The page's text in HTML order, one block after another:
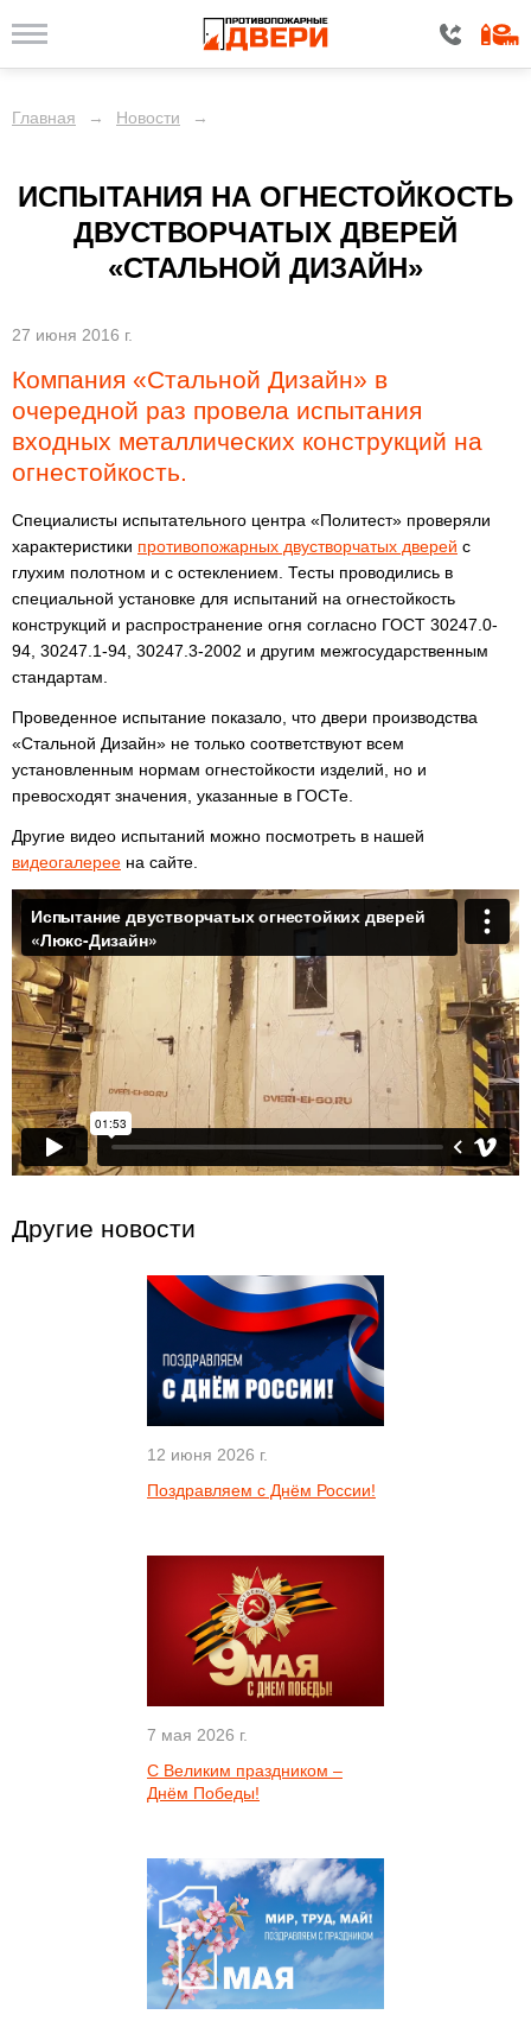
Главная → Новости →
ИСПЫТАНИЯ НА ОГНЕСТОЙКОСТЬ
ДВУСТВОРЧАТЫХ ДВЕРЕЙ
«СТАЛЬНОЙ ДИЗАЙН»
27 июня 2016 г.
Компания «Стальной Дизайн» в
очередной раз провела испытания
входных металлических конструкций на
огнестойкость.
Специалисты испытательного центра «Политест» проверяли
характеристики противопожарных двустворчатых дверей с
глухим полотном и с остеклением. Тесты проводились в
специальной установке для испытаний на огнестойкость
конструкций и распространение огня согласно ГОСТ 30247.0-
94, 30247.1-94, 30247.3-2002 и другим межгосударственным
стандартам.
Проведенное испытание показало, что двери производства
«Стальной Дизайн» не только соответствуют всем
установленным нормам огнестойкости изделий, но и
превосходят значения, указанные в ГОСТе.
Другие видео испытаний можно посмотреть в нашей
видеогалерее на сайте.
Другие новости
12 июня 2026 г.
Поздравляем с Днём России!
7 мая 2026 г.
С Великим праздником –
Днём Победы!